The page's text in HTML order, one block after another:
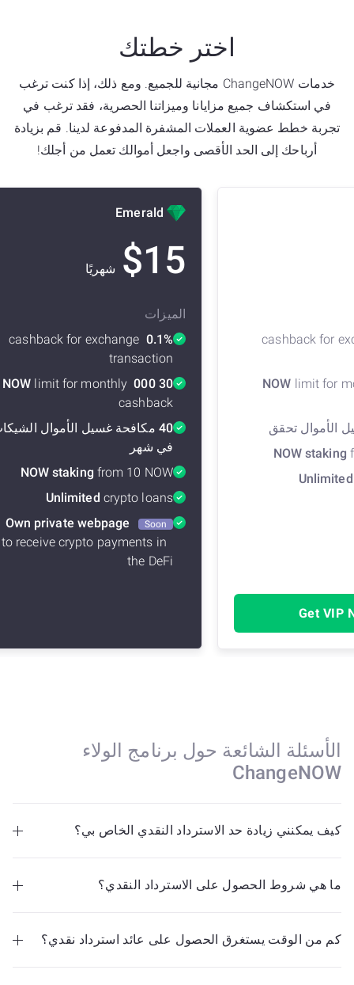
اختر خطتك
خدمات ChangeNOW مجانية للجميع. ومع ذلك، إذا كنت ترغب
في استكشاف جميع مزايانا وميزاتنا الحصرية، فقد ترغب في
تجربة خطط عضوية العملات المشفرة المدفوعة لدينا. قم بزيادة
أرباحك إلى الحد الأقصى واجعل أموالك تعمل من أجلك!
cashback for
limit for
تحقق
NOW staking
Unlimited
Get VIP
Emerald
$15 شهريًا
الميزات
0.1%
cashback for exchange
transaction
30 000 NOW
limit for monthly
cashback
40 مكافحة غسيل الأموال
في شهر
NOW staking from 10 NOW
Unlimited crypto loans
Own private webpage
Soon
to receive crypto payments in
the DeFi
الأسئلة الشائعة حول برنامج الولاء
ChangeNOW
كيف يمكنني زيادة حد الاسترداد النقدي الخاص بي؟
ما هي شروط الحصول على الاسترداد النقدي؟
كم من الوقت يستغرق الحصول على عائد استرداد نقدي؟